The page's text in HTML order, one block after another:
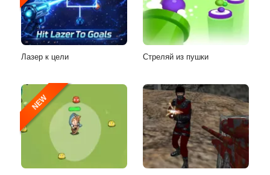
Лазер к цели Стреляй из пушки
NEW